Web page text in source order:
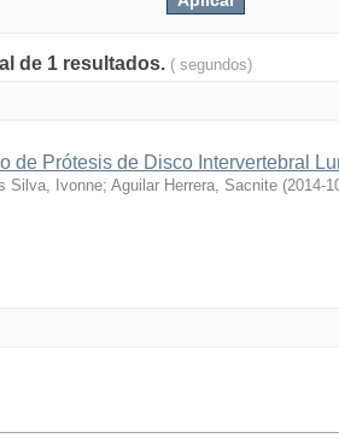
de 1 resultados. ( segundos)
de Prótesis de Disco Intervertebral
Silva, Ivonne; Aguilar Herrera, Sacnite (2014-